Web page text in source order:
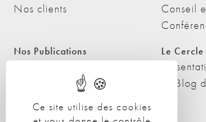
Ce site utilise des cookies
Nos clients
Conseil
Nos Publications
Les Podcasts de L'ObSoCo
L'ObSoCo dans les médias
Le
Le Blog